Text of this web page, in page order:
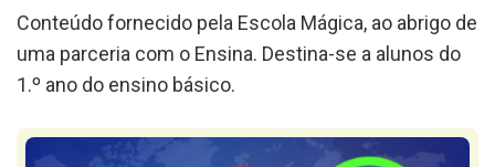
Conteúdo fornecido pela Escola Mágica, ao abrigo de
uma parceria com o Ensina. Destina-se a alunos do
1.º ano do ensino básico.